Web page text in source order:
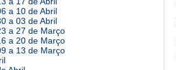
a 10 de Abril
a 03 de Abril
a 27 de Março
a 20 de Março
a 13 de Março